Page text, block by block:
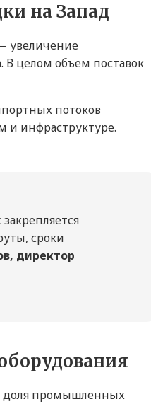
на Запад
увеличение
В целом объем поставок
потоков
и инфраструктуре.
сроки
директор
доля промышленных